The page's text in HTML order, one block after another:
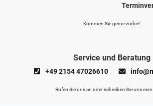
Kommen Sie gerne vorbei!
Service und Beratung
+49 2154 47026610
Rufen Sie uns an oder schreiben Sie uns eine